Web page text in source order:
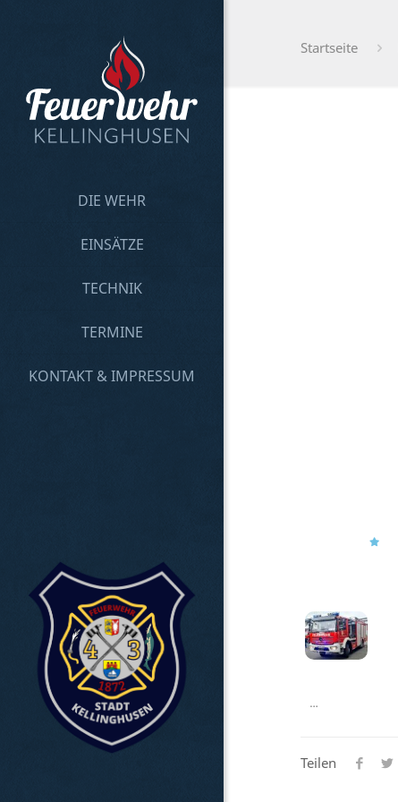
DIE WEHR
EINSÄTZE
TECHNIK
TERMINE
KONTAKT & IMPRESSUM
Startseite
…
Teilen